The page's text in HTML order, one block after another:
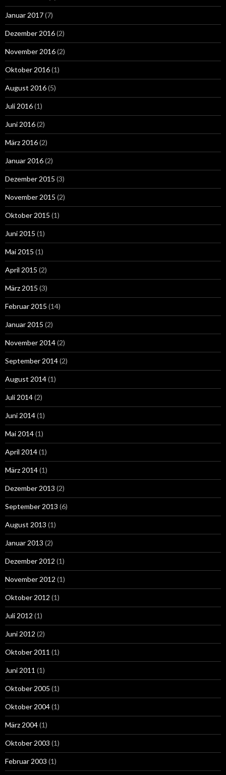
Januar 2017(7)
Dezember 2016(2)
November 2016(2)
Oktober 2016(1)
August 2016(5)
Juli 2016(1)
Juni 2016(2)
März 2016(2)
Januar 2016(2)
Dezember 2015 (3)
November 2015 (2)
Oktober 2015 (1)
Juni 2015 (1)
Mai 2015 (1)
April 2015 (2)
März 2015 (3)
Februar 2015 (14)
Januar 2015 (2)
November 2014(2)
September 2014(2)
August 2014(1)
Juli 2014(2)
Juni 2014(1)
Mai 2014(1)
April 2014(1)
März 2014(1)
Dezember 2013 (2)
September 2013 (6)
August 2013 (1)
Januar 2013 (2)
Dezember 2012 (1)
November 2012 (1)
Oktober 2012 (1)
Juli 2012 (1)
Juni 2012 (2)
Oktober 2011 (1)
Juni 2011 (1)
Oktober 2005 (1)
Oktober 2004(1)
März 2004(1)
Oktober 2003 (1)
Februar 2003 (1)